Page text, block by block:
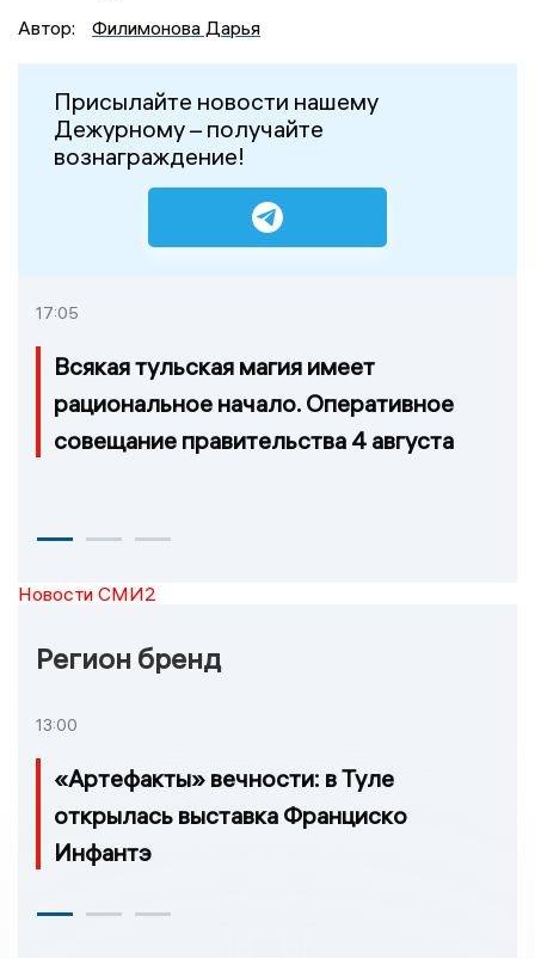
Автор:
Филимонова Дарья
Присылайте новости нашему
Дежурному – получайте
вознаграждение!
17:05
Всякая тульская магия имеет
рациональное начало. Оперативное
совещание правительства 4 августа
Новости СМИ2
Регион бренд
13:00
«Артефакты» вечности: в Туле
открылась выставка Франциско
Инфантэ